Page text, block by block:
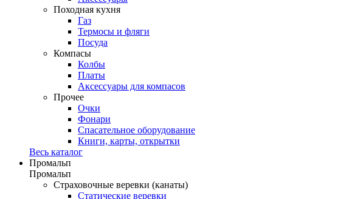
Походная кухня
Газ
Термосы и фляги
Посуда
Компасы
Колбы
Платы
Аксессуары для компасов
Прочее
Очки
Фонари
Спасательное оборудование
Книги, карты, открытки
Весь каталог
Промальп
Промальп
Страховочные веревки (канаты)
Статические веревки